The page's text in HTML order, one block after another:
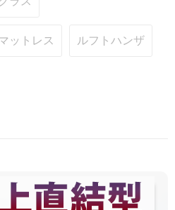
ットレス ルフトハンザ